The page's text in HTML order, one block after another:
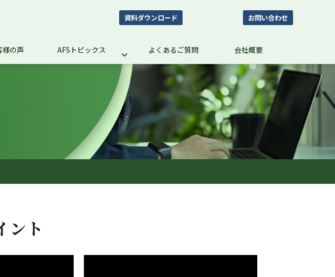
資料ダウンロード お問い合わせ
様の声 AFSトピックス よくあるご質問 会社概要
ント